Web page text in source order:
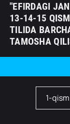
"EFIRDAGI
13-14-15
TILIDA
TAMOSHA
1-qism